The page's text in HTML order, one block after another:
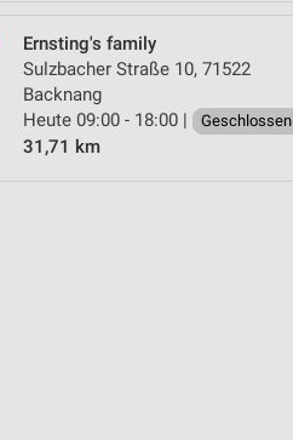
Ernsting's family
Sulzbacher Straße 10, 71522
Backnang
Heute 09:00 - 18:00 |
Geschlossen
31,71 km